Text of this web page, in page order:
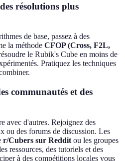
résolutions plus
de base, passez à des
la méthode CFOP (Cross, F2L,
le Rubik's Cube en moins de
Pratiquez les techniques
communautés et des
avec d'autres. Rejoignez des
ou des forums de discussion. Les
r/Cubers sur Reddit ou les groupes
ressources, des tutoriels et des
à des compétitions locales vous